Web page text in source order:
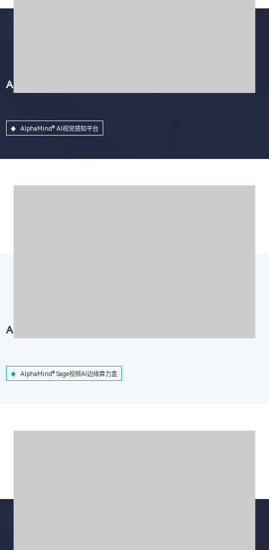
AlphaMind® AI视觉感知平台
AlphaMind® AI视觉感知平台
AlphaMind® Sage视频AI边缘算力盒
AlphaMind® Sage视频AI边缘算力盒